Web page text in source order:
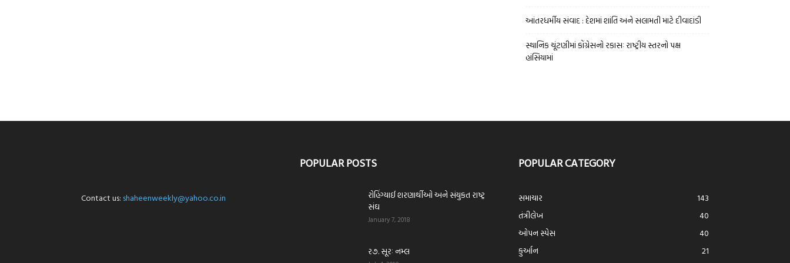
આંતરધર્મીય સંવાદ : દેશમાં શાંતિ અને સલામતી માટે દીવાદાંડી
સ્થાનિક ચૂંટણીમાં કોંગ્રેસનો રકાસઃ રાષ્ટ્રીય સ્તરનો પક્ષ
હાંસિયામાં
Contact us: shaheenweekly@yahoo.co.in
POPULAR POSTS
રોહિંગ્યાઈ શરણાર્થીઓ અને સંયુકત રાષ્ટ્ર
સંઘ
January 7, 2018
ર૭. સૂરઃ નમ્લ
POPULAR CATEGORY
સમાચાર
143
તંત્રીલેખ
40
ઓપન સ્પેસ
40
કુર્આન
21